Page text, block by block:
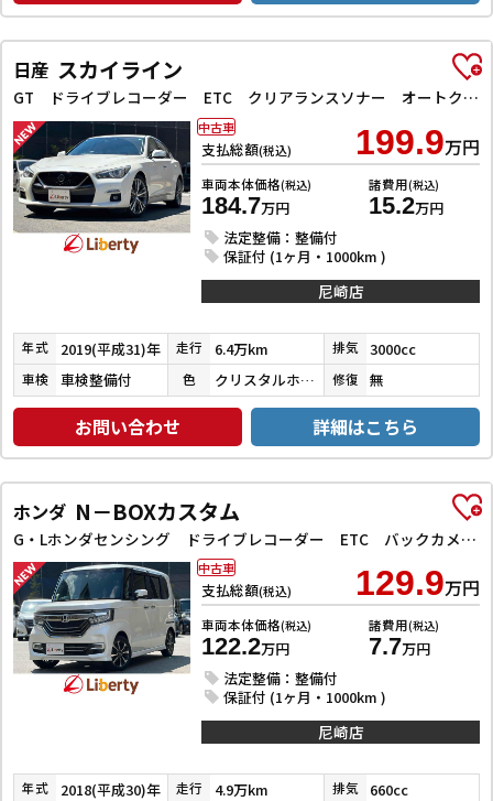
日産 スカイライン
GT ドライブレコーダー ETC クリアランスソナー オートクルーズコントロール 衝突被害軽減システム 全周囲カメラ ナビ TV アルミホイール オートライト LEDヘッドランプ サンルーフ AT
支払総額(税込) 199.9万円
車両本体価格(税込)
184.7万円
諸費用(税込)
15.2万円
法定整備：整備付
保証付 (1ヶ月・1000km )
中古車
尼崎店
年式 2019(平成31)年 走行 6.4万km 排気 3000cc
車検 車検整備付 色 クリスタルホワイトパール３コートパール 修復 無
お問い合わせ 詳細はこちら
ホンダ N－BOXカスタム
G・Lホンダセンシング ドライブレコーダー ETC バックカメラ 両側スライド・片側電動 ナビ TV クリアランスソナー オートクルーズコントロール レーンアシスト 衝突被害軽減システム オートライト スマートキー
支払総額(税込) 129.9万円
車両本体価格(税込)
122.2万円
諸費用(税込)
7.7万円
法定整備：整備付
保証付 (1ヶ月・1000km )
中古車
尼崎店
年式 2018(平成30)年 走行 4.9万km 排気 660cc